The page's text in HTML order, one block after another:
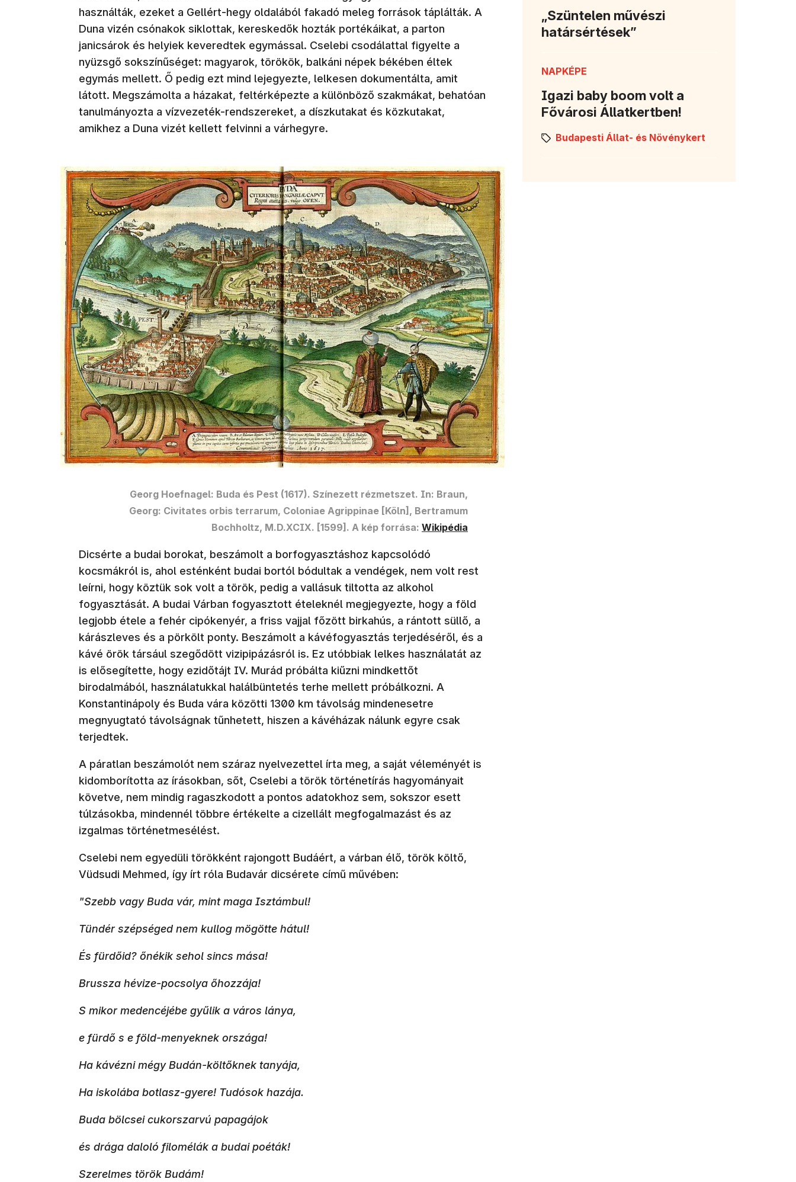
használták, ezeket a Gellért-hegy oldalából fakadó meleg források táplálták. A
Duna vizén csónakok siklottak, kereskedők hozták portékáikat, a parton
janicsárok és helyiek keveredtek egymással. Cselebi csodálattal figyelte a
nyüzsgő sokszínűséget: magyarok, törökök, balkáni népek békében éltek
egymás mellett. Ő pedig ezt mind lejegyezte, lelkesen dokumentálta, amit
látott. Megszámolta a házakat, feltérképezte a különböző szakmákat, behatóan
tanulmányozta a vízvezeték-rendszereket, a díszkutakat és közkutakat,
amikhez a Duna vizét kellett felvinni a várhegyre.
Georg Hoefnagel: Buda és Pest (1617). Színezett rézmetszet. In: Braun,
Georg: Civitates orbis terrarum, Coloniae Agrippinae [Köln], Bertramum
Bochholtz, M.D.XCIX. [1599]. A kép forrása: (új ablakban nyílik meg)
Wikipédia
Dicsérte a budai borokat, beszámolt a borfogyasztáshoz kapcsolódó
kocsmákról is, ahol esténként budai bortól bódultak a vendégek, nem volt rest
leírni, hogy köztük sok volt a török, pedig a vallásuk tiltotta az alkohol
fogyasztását. A budai Várban fogyasztott ételeknél megjegyezte, hogy a föld
legjobb étele a fehér cipókenyér, a friss vajjal főzött birkahús, a rántott süllő, a
kárászleves és a pörkölt ponty. Beszámolt a kávéfogyasztás terjedéséről, és a
kávé örök társául szegődött vizipipázásról is. Ez utóbbiak lelkes használatát az
is elősegítette, hogy ezidőtájt IV. Murád próbálta kiűzni mindkettőt
birodalmából, használatukkal halálbüntetés terhe mellett próbálkozni. A
Konstantinápoly és Buda vára közötti 1300 km távolság mindenesetre
megnyugtató távolságnak tűnhetett, hiszen a kávéházak nálunk egyre csak
terjedtek.
A páratlan beszámolót nem száraz nyelvezettel írta meg, a saját véleményét is
kidomborította az írásokban, sőt, Cselebi a török történetírás hagyományait
követve, nem mindig ragaszkodott a pontos adatokhoz sem, sokszor esett
túlzásokba, mindennél többre értékelte a cizellált megfogalmazást és az
izgalmas történetmesélést.
Cselebi nem egyedüli törökként rajongott Budáért, a várban élő, török költő,
Vüdsudi Mehmed, így írt róla Budavár dicsérete című művében:
"Szebb vagy Buda vár, mint maga Isztámbul!
Tündér szépséged nem kullog mögötte hátul!
És fürdőid? őnékik sehol sincs mása!
Brussza hévize-pocsolya őhozzája!
S mikor medencéjébe gyűlik a város lánya,
e fürdő s e föld-menyeknek országa!
Ha kávézni mégy Budán-költőknek tanyája,
Ha iskolába botlasz-gyere! Tudósok hazája.
Buda bölcsei cukorszarvú papagájok
és drága daloló filomélák a budai poéták!
Szerelmes török Budám!
„Szüntelen művészi
határsértések”
NAPKÉPE
Igazi baby boom volt a
Fővárosi Állatkertben!
Budapesti Állat- és Növénykert